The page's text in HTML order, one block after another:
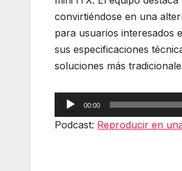
convirtiéndose en una
para usuarios interesados
sus especificaciones
soluciones más
Reproductor
de
00:00
Podcast: Reproducir en